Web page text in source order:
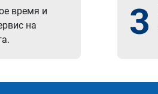
время и
на
3